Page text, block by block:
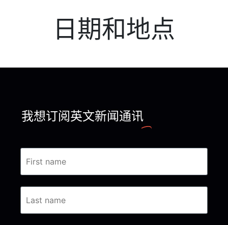
日期和地点
我想订阅英文新闻通讯